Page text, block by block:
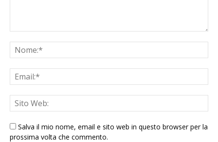
Salva il mio nome, email e sito web in questo browser per la
prossima volta che commento.